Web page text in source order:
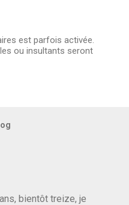
est parfois activée.
ou insultants seront
bientôt treize, je